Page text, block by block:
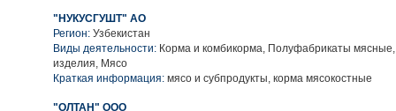
"НУКУСГУШТ" АО
Регион: Узбекистан
Виды деятельности: Корма и комбикорма, Полуфабрикаты
изделия, Мясо
Краткая информация: мясо и субпродукты, корма мясокостные
"ОЛТАН" ООО